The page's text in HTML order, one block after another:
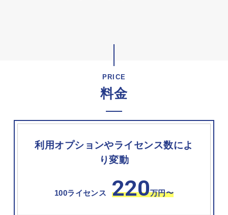
PRICE
料金
利用オプションやライセンス数によ
り変動
100ライセンス 220万円〜